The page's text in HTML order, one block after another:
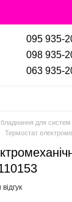
095 935-
098 935-
063 935-
для систем
Термостат